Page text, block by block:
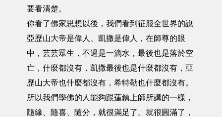
要看清楚。
你看了佛家思想以後，我們看到征服全世界的說
亞歷山大帝是偉人、凱撒是偉人，在師尊的眼
中，芸芸眾生，不過是一滴水，最後也是落於空
亡，什麼都沒有，凱撒最後也是什麼都沒有，亞
歷山大帝也什麼都沒有，希特勒也什麼都沒有。
所以我們學佛的人能夠跟蓮鎮上師所講的一樣，
隨緣、隨喜、隨分，就很滿足了。就很圓滿了，